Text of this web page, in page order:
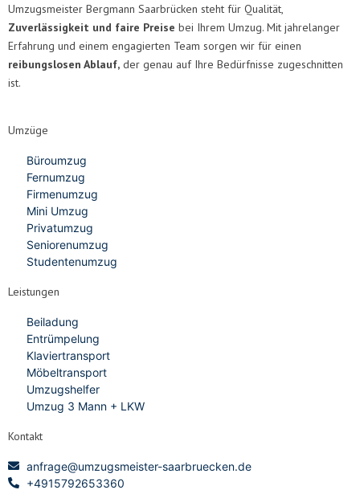
Umzugsmeister Bergmann Saarbrücken steht für Qualität,
Zuverlässigkeit und faire Preise bei Ihrem Umzug. Mit jahrelanger
Erfahrung und einem engagierten Team sorgen wir für einen
reibungslosen Ablauf, der genau auf Ihre Bedürfnisse zugeschnitten
ist.
Umzüge
Büroumzug
Fernumzug
Firmenumzug
Mini Umzug
Privatumzug
Seniorenumzug
Studentenumzug
Leistungen
Beiladung
Entrümpelung
Klaviertransport
Möbeltransport
Umzugshelfer
Umzug 3 Mann + LKW
Kontakt
anfrage@umzugsmeister-saarbruecken.de
+4915792653360